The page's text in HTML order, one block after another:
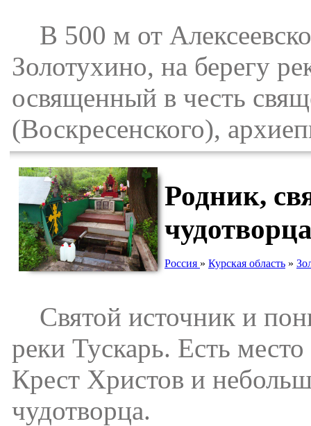
В 500 м от
Золотухино, на берегу
освященный в честь
(Воскресенского),
Родник,
Россия » Курская область »
Святой источник и
реки Тускарь. Есть
Крест Христов и
чудотворца.